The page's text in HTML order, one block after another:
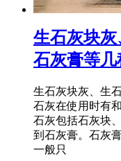
生石灰块灰
石灰膏等几
生石灰块灰、生
石灰在使用时有
石灰包括石灰块
到石灰膏。石灰
一般只